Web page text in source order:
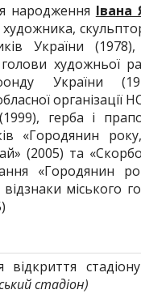
народження Івана
України
художньої
України
герба і
«Городянин
(2005) та
«Городянин
відзнаки міського
стадіон)